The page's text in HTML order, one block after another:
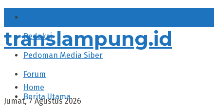
Redaksi
Pedoman Media Siber
Forum
Jumat, 7 Agustus 2026
translampung.id
Home
Berita Utama